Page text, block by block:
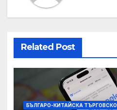
Related Post
БЪЛГАРО-КИТАЙСКА